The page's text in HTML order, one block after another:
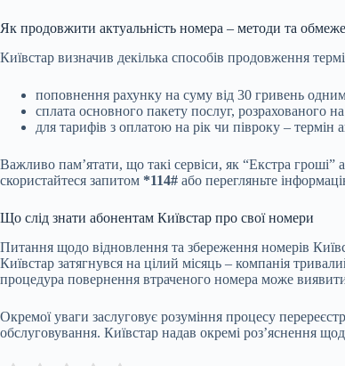
Як продовжити актуальність номера – методи та
Київстар визначив декілька способів продовження
поповнення рахунку на суму від 30 гривень
сплата основного пакету послуг, розрахованого
для тарифів з оплатою на рік чи півроку –
Важливо пам’ятати, що такі сервіси, як “Екстра гроші”
скористайтеся запитом *114# або перегляньте
Що слід знати абонентам Київстар про свої номери
Питання щодо відновлення та збереження номерів
Київстар затягнувся на цілий місяць – компанія
процедура повернення втраченого номера може
Окремої уваги заслуговує розуміння процесу
обслуговування. Київстар надав окремі роз’яснення